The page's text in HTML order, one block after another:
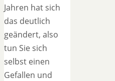
Jahren hat sich
das deutlich
geändert, also
tun Sie sich
selbst einen
Gefallen und